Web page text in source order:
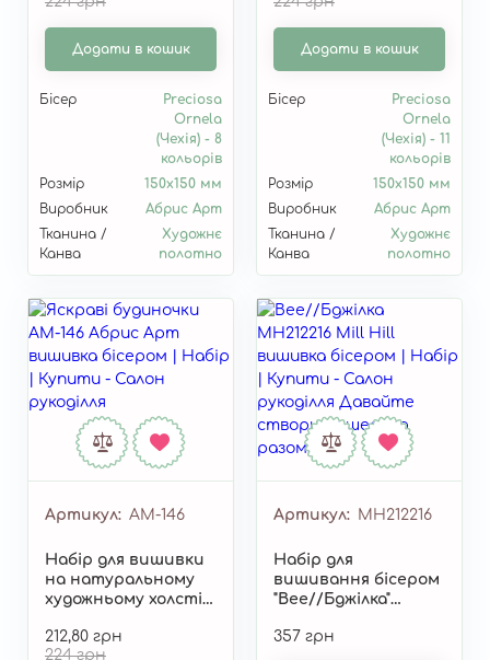
Додати в кошик
Бісер
Preciosa
Ornela
(Чехія) - 8
кольорів
Розмір
150x150 мм
Виробник
Абрис Арт
Тканина /
Канва
Художнє
полотно
Додати в кошик
Бісер
Preciosa
Ornela
(Чехія) - 11
кольорів
Розмір
150x150 мм
Виробник
Абрис Арт
Тканина /
Канва
Художнє
полотно
Артикул AM-146
Набір для вишивки
на натуральному
художньому холсті
AM-146
212,80 грн
224 грн
Артикул MH212216
Набір для
вишивання бісером
"Bee//Бджілка"
357 грн